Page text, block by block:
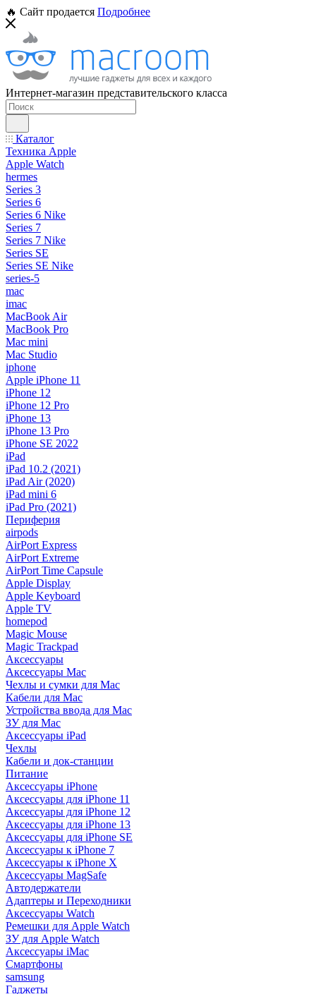
🔥 Сайт продается Подробнее
Интернет-магазин представительского класса
Каталог
Техника Apple
Apple Watch
hermes
Series 3
Series 6
Series 6 Nike
Series 7
Series 7 Nike
Series SE
Series SE Nike
series-5
mac
imac
MacBook Air
MacBook Pro
Mac mini
Mac Studio
iphone
Apple iPhone 11
iPhone 12
iPhone 12 Pro
iPhone 13
iPhone 13 Pro
iPhone SE 2022
iPad
iPad 10.2 (2021)
iPad Air (2020)
iPad mini 6
iPad Pro (2021)
Периферия
airpods
AirPort Express
AirPort Extreme
AirPort Time Capsule
Apple Display
Apple Keyboard
Apple TV
homepod
Magic Mouse
Magic Trackpad
Аксессуары
Аксессуары Mac
Чехлы и сумки для Mac
Кабели для Mac
Устройства ввода для Mac
ЗУ для Mac
Аксессуары iPad
Чехлы
Кабели и док-станции
Питание
Аксессуары iPhone
Аксессуары для iPhone 11
Аксессуары для iPhone 12
Аксессуары для iPhone 13
Аксессуары для iPhone SE
Аксессуары к iPhone 7
Аксессуары к iPhone X
Аксессуары MagSafe
Автодержатели
Адаптеры и Переходники
Аксессуары Watch
Ремешки для Apple Watch
ЗУ для Apple Watch
Аксессуары iMac
Смартфоны
samsung
Гаджеты